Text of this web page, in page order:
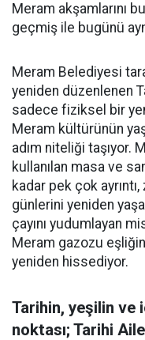
Meram akşamlarını
geçmiş ile bugünü
Meram Belediyesi
yeniden düzenlenen
sadece fiziksel bir
Meram kültürünün
adım niteliği taşıyor.
kullanılan masa ve
kadar pek çok
günlerini yeniden
çayını yudumlayan
Meram gazozu
yeniden hissediyor.
Tarihin, yeşilin
noktası; Tarihi